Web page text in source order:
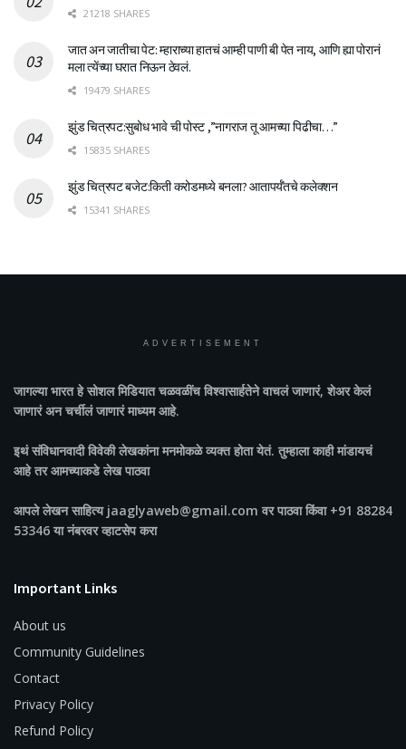
21218 SHARES
जात अन जातीचा पेट: म्हाराच्या हातचं आम्ही पाणी बी पेत नाय, आणि ह्या पोरानं
मला त्येंच्या घरात निऊन ठेवलं.
19479 SHARES
झुंड चित्रपट:सुबोध भावे ची पोस्ट ,”नागराज तू आमच्या पिढीचा…”
15835 SHARES
झुंड चित्रपट बजेट:किती करोडमध्ये बनला? आतापर्यँतचे कलेक्शन
15341 SHARES
ADVERTISEMENT
जागल्या भारतहे सोशल मिडियात चळवळींच विश्वासार्हतेने वाचलं जाणारं, शेअर केलं
जाणारं अन चर्चीलं जाणारं माध्यम आहे.
इथं संविधानवादी विवेकी लेखकांना मनमोकळे व्यक्त होता येतं. तुम्हाला काही मांडायचं
आहे तर आमच्याकडे लेख पाठवा
आपले लेखन साहित्य jaaglyaweb@gmail.com वर पाठवा किंवा +91 88284
53346 या नंबरवर व्हाटसेप करा
Important Links
About us
Community Guidelines
Contact
Privacy Policy
Refund Policy